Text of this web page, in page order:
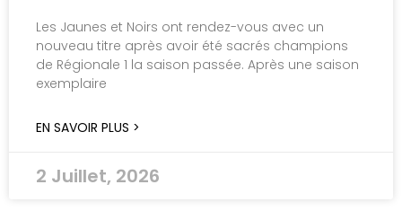
Les Jaunes et Noirs ont rendez-vous avec un
nouveau titre après avoir été sacrés champions
de Régionale 1 la saison passée. Après une saison
exemplaire
EN SAVOIR PLUS >
2 Juillet, 2026